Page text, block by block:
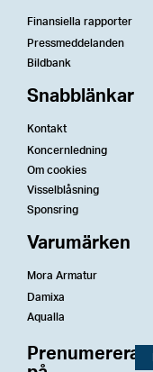
Finansiella rapporter
Pressmeddelanden
Bildbank
Snabblänkar
Kontakt
Koncernledning
Om cookies
Visselblåsning
Sponsring
Varumärken
Mora Armatur
Damixa
Aqualla
Prenumerera